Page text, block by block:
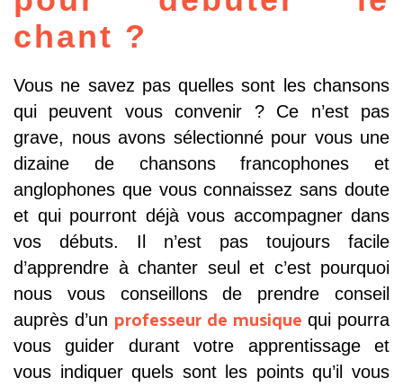
chant ?
Vous ne savez pas quelles sont les chansons
qui peuvent vous convenir ? Ce n’est pas
grave, nous avons sélectionné pour vous une
dizaine de chansons francophones et
anglophones que vous connaissez sans doute
et qui pourront déjà vous accompagner dans
vos débuts. Il n’est pas toujours facile
d’apprendre à chanter seul et c’est pourquoi
nous vous conseillons de prendre conseil
auprès d’un professeur de musique qui pourra
vous guider durant votre apprentissage et
vous indiquer quels sont les points qu’il vous